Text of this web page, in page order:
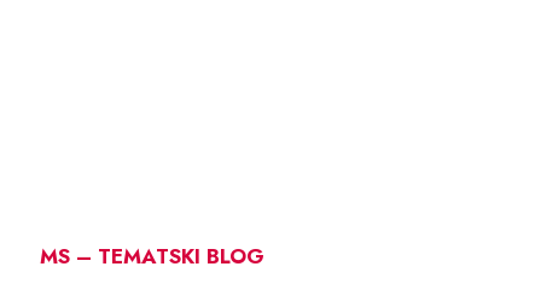
MS – TEMATSKI BLOG